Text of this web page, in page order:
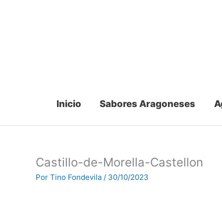
Inicio Sabores Aragoneses
Castillo-de-Morella-Castellon
Por Tino Fondevila / 30/10/2023